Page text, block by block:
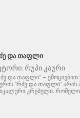
ᲓᲐ ᲗᲐᲤᲚᲘ
რუპი კაური
და თაფლი" – ემოციებით
"რძე და თაფლი" არის
კრებული,